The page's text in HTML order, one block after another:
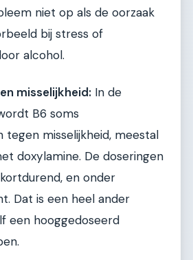
niet op als de oorzaak
bij stress of
alcohol.
misselijkheid: In de
B6 soms
tegen misselijkheid, meestal
doxylamine. De doseringen
en onder
Dat is een heel ander
een hooggedoseerd